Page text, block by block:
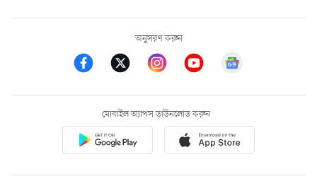
অনুসরণ করুন
মোবাইল অ্যাপস ডাউনলোড করুন